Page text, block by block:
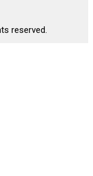
reserved.